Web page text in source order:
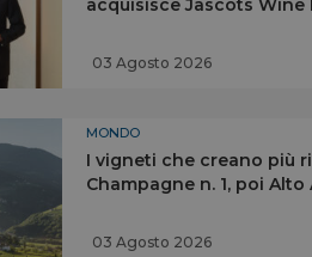
acquisisce Jascots
03 Agosto 2026
MONDO
I vigneti che creano più
Champagne n. 1, poi Alto
03 Agosto 2026